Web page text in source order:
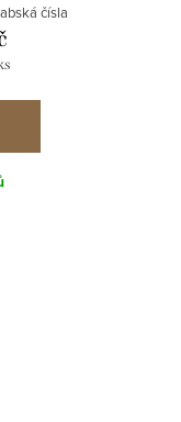
čísla